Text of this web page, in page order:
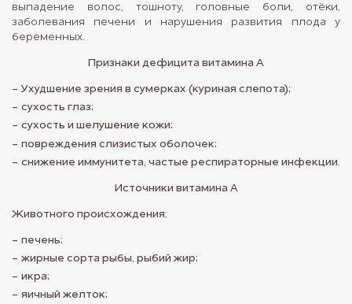
выпадение волос, тошноту, головные боли, отёки,
заболевания печени и нарушения развития плода у
беременных.
Признаки дефицита витамина А
Ухудшение зрения в сумерках (куриная слепота);
сухость глаз;
сухость и шелушение кожи;
повреждения слизистых оболочек;
снижение иммунитета, частые респираторные инфекции.
Источники витамина A
Животного происхождения:
печень;
жирные сорта рыбы, рыбий жир;
икра;
яичный желток;